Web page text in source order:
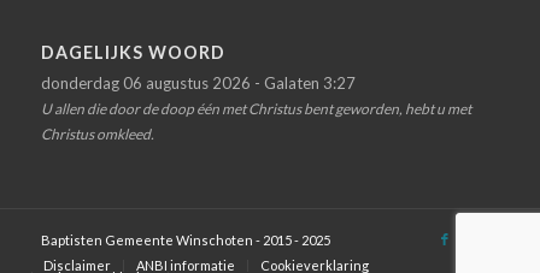
DAGELIJKS WOORD
donderdag 06 augustus 2026 - Galaten 3:27
U allen die door de doop één met Christus bent geworden, hebt u met
Christus omkleed.
Baptisten Gemeente Winschoten - 2015 - 2025
Disclaimer
ANBI informatie Cookieverklaring